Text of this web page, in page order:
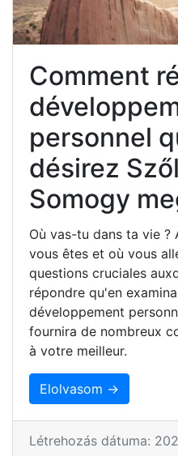
Comment
personnel
désirez
Somogy
Où vas-tu dans ta vie ?
vous êtes et où vous
questions cruciales
répondre qu'en
développement
fournira de nombreux
à votre meilleur.
Elolvasom →
Létrehozás dátuma: